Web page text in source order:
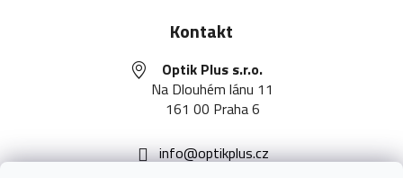
Kontakt
Optik Plus s.r.o.
Na Dlouhém lánu 11
161 00 Praha 6
info@optikplus.cz